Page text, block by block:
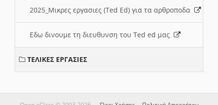
2025_Μικρες εργασιες (Ted Ed) για τα αρθροποδα
Εδω δινουμε τη διευθυνση του Ted ed μας
ΤΕΛΙΚΕΣ ΕΡΓΑΣΙΕΣ